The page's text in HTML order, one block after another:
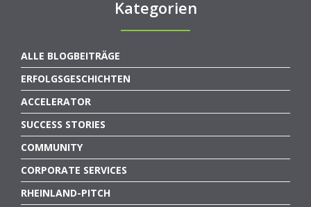
Kategorien
ALLE BLOGBEITRÄGE
ERFOLGSGESCHICHTEN
ACCELERATOR
SUCCESS STORIES
COMMUNITY
CORPORATE SERVICES
RHEINLAND-PITCH